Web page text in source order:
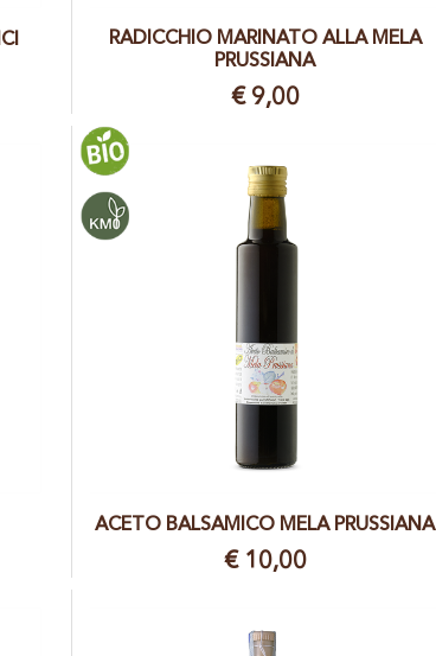
RADICCHIO MARINATO ALLA MELA
PRUSSIANA
€ 9,00
ACETO BALSAMICO MELA PRUSSIANA
€ 10,00